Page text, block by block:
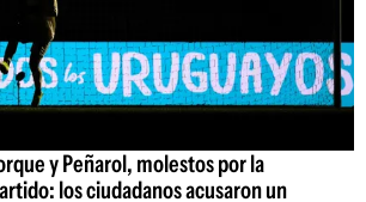
y Peñarol, molestos por la
los ciudadanos acusaron un